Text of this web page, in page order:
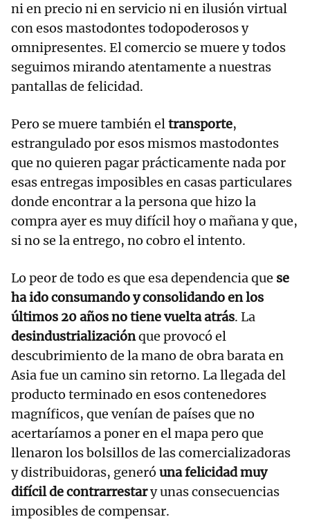
ni en precio ni en servicio ni en ilusión virtual
con esos mastodontes todopoderosos y
omnipresentes. El comercio se muere y todos
seguimos mirando atentamente a nuestras
pantallas de felicidad.
Pero se muere también eltransporte,
estrangulado por esos mismos mastodontes
que no quieren pagar prácticamente nada por
esas entregas imposibles en casas particulares
donde encontrar a la persona que hizo la
compra ayer es muy difícil hoy o mañana y que,
si no se la entrego, no cobro el intento.
Lo peor de todo es que esa dependencia que se
ha ido consumando y consolidando en los
últimos 20 años no tiene vuelta atrás. La
desindustrializaciónque provocó el
descubrimiento de la mano de obra barata en
Asia fue un camino sin retorno. La llegada del
producto terminado en esos contenedores
magníficos, que venían de países que no
acertaríamos a poner en el mapa pero que
llenaron los bolsillos de las comercializadoras
y distribuidoras, generó una felicidad muy
difícil de contrarrestary unas consecuencias
imposibles de compensar.